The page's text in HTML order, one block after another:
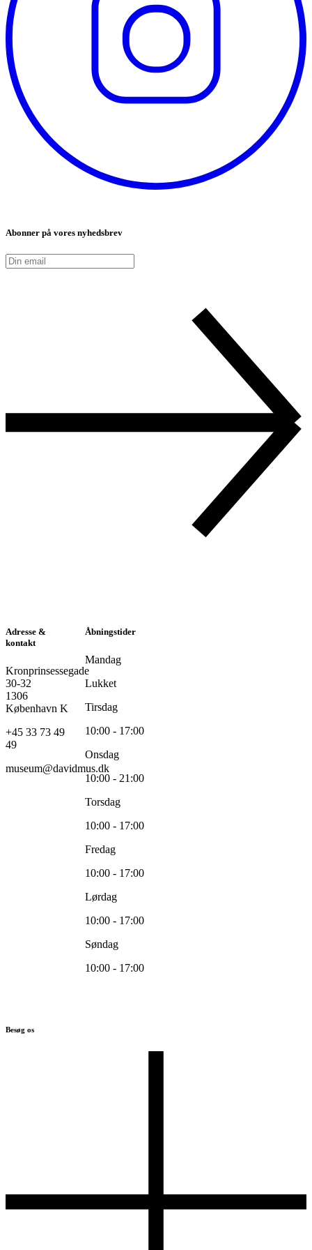
Abonner på vores nyhedsbrev
Adresse &
kontakt
Kronprinsessegade
30-32
1306
København K
+45 33 73 49
49
museum@davidmus.dk
Åbningstider
Mandag
Lukket
Tirsdag
10:00 - 17:00
Onsdag
10:00 - 21:00
Torsdag
10:00 - 17:00
Fredag
10:00 - 17:00
Lørdag
10:00 - 17:00
Søndag
10:00 - 17:00
Besøg os